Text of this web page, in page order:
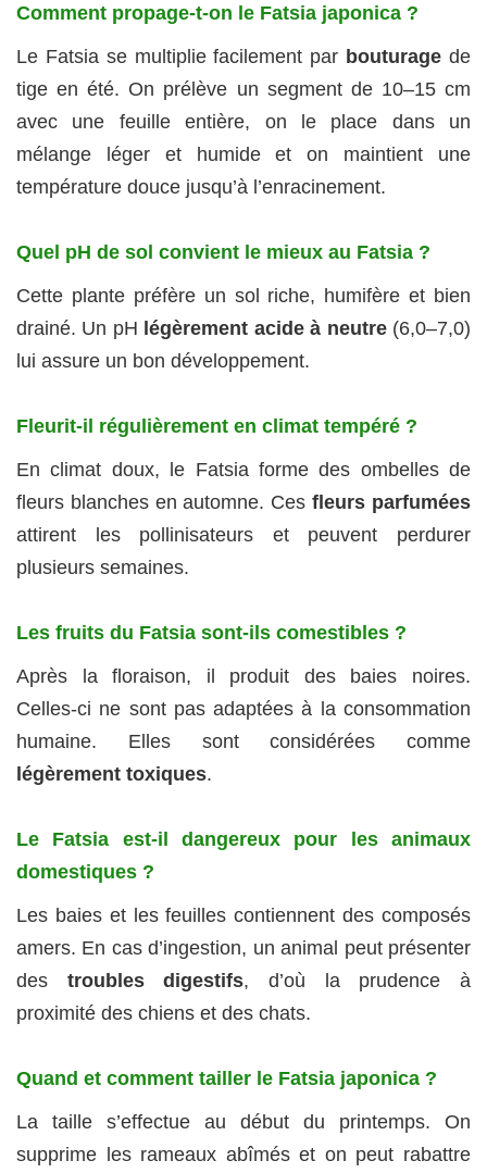
Comment propage-t-on le Fatsia japonica ?
Le Fatsia se multiplie facilement par bouturage de
tige en été. On prélève un segment de 10–15 cm
avec une feuille entière, on le place dans un
mélange léger et humide et on maintient une
température douce jusqu’à l’enracinement.
Quel pH de sol convient le mieux au Fatsia ?
Cette plante préfère un sol riche, humifère et bien
drainé. Un pH légèrement acide à neutre(6,0–7,0)
lui assure un bon développement.
Fleurit-il régulièrement en climat tempéré ?
En climat doux, le Fatsia forme des ombelles de
fleurs blanches en automne. Cesfleurs parfumées
attirent les pollinisateurs et peuvent perdurer
plusieurs semaines.
Les fruits du Fatsia sont-ils comestibles ?
Après la floraison, il produit des baies noires.
Celles-ci ne sont pas adaptées à la consommation
humaine. Elles sont considérées comme
légèrement toxiques.
Le Fatsia est-il dangereux pour les animaux
domestiques ?
Les baies et les feuilles contiennent des composés
amers. En cas d’ingestion, un animal peut présenter
des troubles digestifs, d’où la prudence à
proximité des chiens et des chats.
Quand et comment tailler le Fatsia japonica ?
La taille s’effectue au début du printemps. On
supprime les rameaux abîmés et on peut rabattre